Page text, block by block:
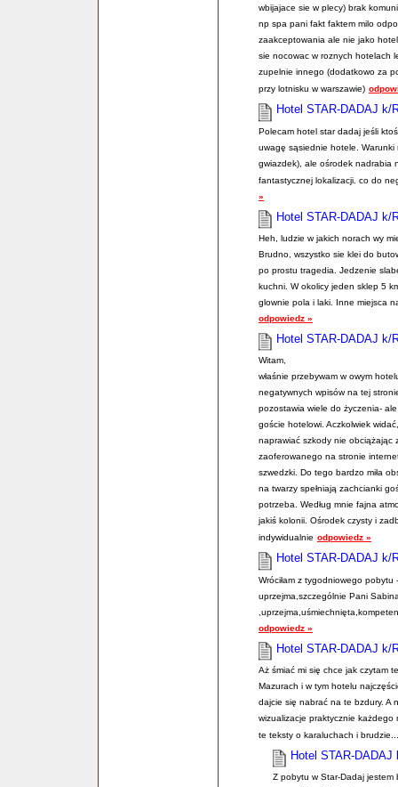
wbijajace sie w plecy) brak
np spa pani fakt faktem milo
zaakceptowania ale nie jako
sie nocowac w roznych hotelach
zupelnie innego (dodatkowo za
przy lotnisku w warszawie)
Hotel STAR-DADAJ k/
Polecam hotel star dadaj jeśli
uwagę sąsiednie hotele.
gwiazdek), ale ośrodek nadrabia
fantastycznej lokalizacji. co do
»
Hotel STAR-DADAJ k/
Heh, ludzie w jakich norach wy
Brudno, wszystko sie klei do
po prostu tragedia. Jedzenie
kuchni. W okolicy jeden sklep 5
glownie pola i laki. Inne miejsca
odpowiedz »
Hotel STAR-DADAJ k/
Witam,
właśnie przebywam w owym
negatywnych wpisów na tej
pozostawia wiele do życzenia-
goście hotelowi. Aczkolwiek
naprawiać szkody nie obciążając
zaoferowanego na stronie
szwedzki. Do tego bardzo miła
na twarzy spełniają zachcianki
potrzeba. Według mnie fajna
jakiś kolonii. Ośrodek czysty i
indywidualnie odpowiedz »
Hotel STAR-DADAJ k/
Wróciłam z tygodniowego
uprzejma,szczególnie Pani
odpowiedz »
Hotel STAR-DADAJ k/
Aż śmiać mi się chce jak czytam
Mazurach i w tym hotelu
dajcie się nabrać na te bzdury. A
wizualizacje praktycznie każdego
te teksty o karaluchach i
Hotel STAR-DADAJ
Z pobytu w Star-Dadaj jestem